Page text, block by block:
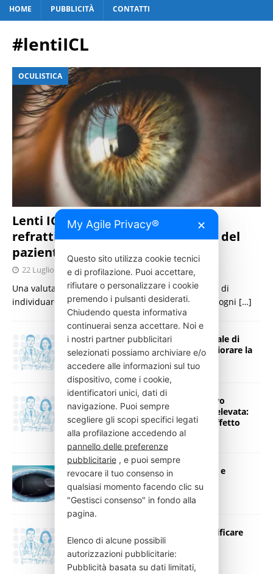
HOME PUBBLICITÀ CONTATTI
#lentiICL
OCULISTICA
Lenti ICL, Prigione: “La chirurgia
refrattiva oggi si sceglie su misura del
paziente”
22 Luglio 2026 Press Italia
Una valutazione approfondita dell’occhio consente di
individuare la soluzione più sicura ed efficace per ogni […]
Cheratocono: dal congresso mondiale di
Firenze nuove prospettive per migliorare la
vista anche con le lenti ICL
29 Aprile 2026 Press Italia
Lenti ICL, Mularoni: “Recupero visivo
rapidissimo e qualità della visione elevata:
molti pazienti parlano di un vero effetto
wow”
24 Marzo 2026 Press Italia
Lenti ICL per miopia, astigmatismo e
ipermetropia
19 Dicembre 2025 Press Italia
Lenti ICL: visione nitida senza modificare
l’occhio
30 Ottobre 2025 Press Italia
My Agile Privacy® ✕
Questo sito utilizza cookie tecnici
e di profilazione. Puoi accettare,
rifiutare o personalizzare i cookie
premendo i pulsanti desiderati.
Chiudendo questa informativa
continuerai senza accettare. Noi e
i nostri partner pubblicitari
selezionati possiamo archiviare e/o
accedere alle informazioni sul tuo
dispositivo, come i cookie,
identificatori unici, dati di
navigazione. Puoi sempre
scegliere gli scopi specifici legati
alla profilazione accedendo al
pannello delle preferenze
pubblicitarie, e puoi sempre
revocare il tuo consenso in
qualsiasi momento facendo clic su
"Gestisci consenso" in fondo alla
pagina.
Elenco di alcune possibili
autorizzazioni pubblicitarie:
Pubblicità basata su dati limitati,